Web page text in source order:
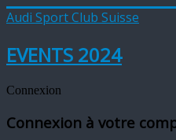
Audi Sport Club Suisse
EVENTS 2024
Connexion
Connexion à votre